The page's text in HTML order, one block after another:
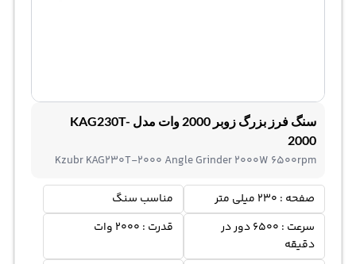
سنگ فرز بزرگ زوبر 2000 وات مدل KAG230T-
2000
Kzubr KAG230T-2000 Angle Grinder 2000W 6500rpm
صفحه : 230 میلی متر
مناسب سنگ
سرعت : 6500 دور در
دقیقه
قدرت : 2000 وات